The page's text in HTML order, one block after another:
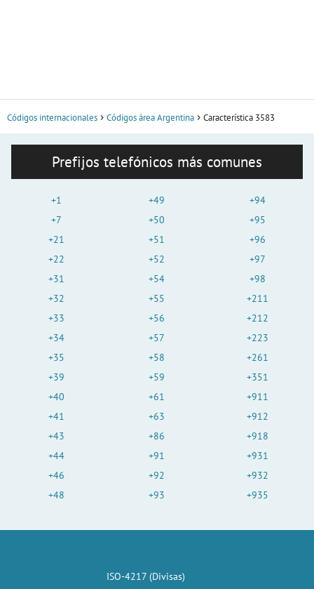
Códigos internacionales Códigos área Argentina Característica 3583
Prefijos telefónicos más comunes
+1
+7
+21
+22
+31
+32
+33
+34
+35
+39
+40
+41
+43
+44
+46
+48
+49
+50
+51
+52
+54
+55
+56
+57
+58
+59
+61
+63
+86
+91
+92
+93
+94
+95
+96
+97
+98
+211
+212
+223
+261
+351
+911
+912
+918
+931
+932
+935
ISO-4217 (Divisas)